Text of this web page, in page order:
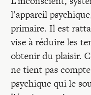
l’appareil
primaire. Il est
vise à réduire les
obtenir du plaisir.
ne tient pas
psychique qui le